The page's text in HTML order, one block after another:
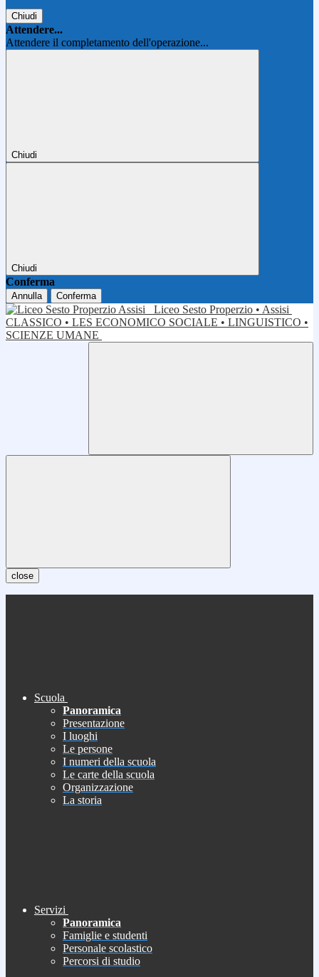
Chiudi
Attendere...
Attendere il completamento dell'operazione...
Chiudi
Chiudi
Conferma
Annulla Conferma
Liceo Sesto Properzio • Assisi
CLASSICO • LES ECONOMICO SOCIALE • LINGUISTICO •
SCIENZE UMANE
close
Scuola
Panoramica
Presentazione
I luoghi
Le persone
I numeri della scuola
Le carte della scuola
Organizzazione
La storia
Servizi
Panoramica
Famiglie e studenti
Personale scolastico
Percorsi di studio